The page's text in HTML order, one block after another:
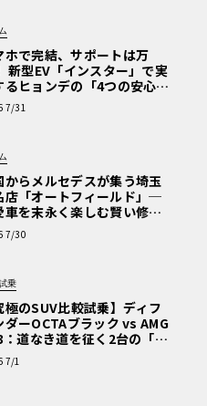
ホで完結、サポートは万
新型EV「インスター」で実
るヒョンデの「4つの安心」
1回・ヒョンデ6つの疑問：
Hyundai?】〈PR〉
7/31
からメルセデスが集う埼玉
店「オートフィールド」─
を末永く楽しむ賢い修理
、プロがフックス製オイル
ぶ理由〈PR〉
7/30
乗
極のSUV比較試乗】ディフ
ダーOCTAブラック vs AMG
：道なき道を征く2台の「対
アプローチ」
7/1